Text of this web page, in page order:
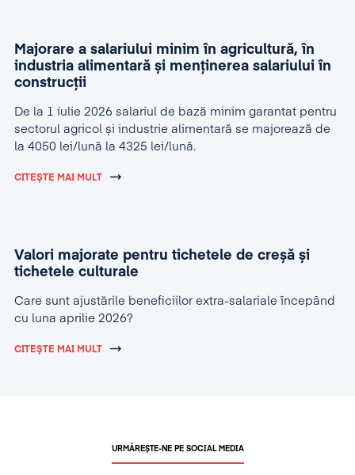
Majorare a salariului minim în agricultură, în
industria alimentară și menținerea salariului în
construcții
De la 1 iulie 2026 salariul de bază minim garantat pentru
sectorul agricol și industrie alimentară se majorează de
la 4050 lei/lună la 4325 lei/lună.
CITEȘTE MAI MULT
Valori majorate pentru tichetele de creșă și
tichetele culturale
Care sunt ajustările beneficiilor extra-salariale începând
cu luna aprilie 2026?
CITEȘTE MAI MULT
URMĂREȘTE-NE PE SOCIAL MEDIA